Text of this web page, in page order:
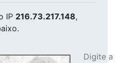
IP 216.73.217.148,
Digite